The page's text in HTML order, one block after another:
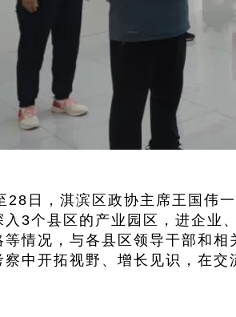
28日 ， 淇滨区政协主席王国伟
入3个县区的产业园区 ， 进企业
等情况 ， 与各县区领导干部和相
察中开拓视野、增长见识 ， 在交